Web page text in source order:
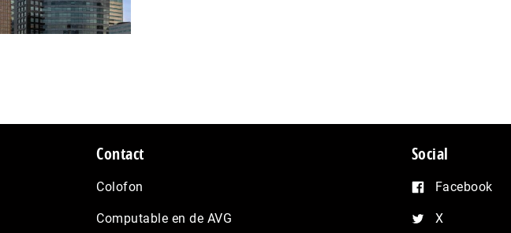
Contact
Colofon
Computable en de AVG
Social
Facebook
X